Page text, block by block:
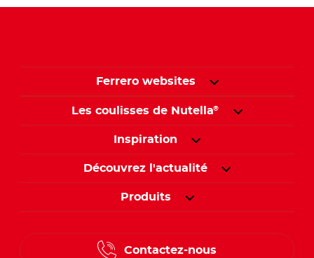
Ferrero websites
Les coulisses de Nutella®
Inspiration
Découvrez l'actualité
Produits
Contactez-nous